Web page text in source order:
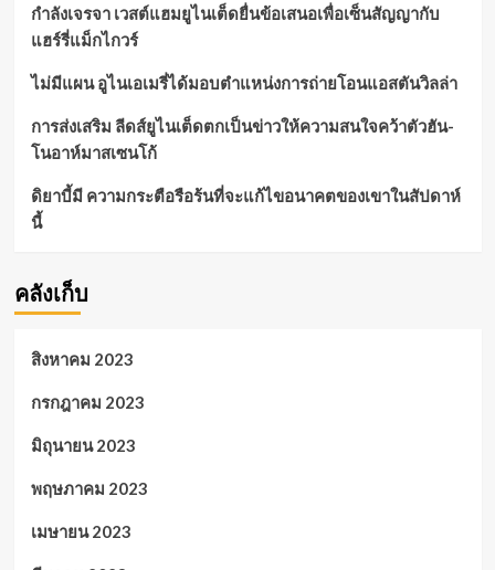
กำลังเจรจา เวสต์แฮมยูไนเต็ดยื่นข้อเสนอเพื่อเซ็นสัญญากับ
แฮร์รี่แม็กไกวร์
ไม่มีแผน อูไนเอเมรี่ได้มอบตำแหน่งการถ่ายโอนแอสตันวิลล่า
การส่งเสริม ลีดส์ยูไนเต็ดตกเป็นข่าวให้ความสนใจคว้าตัวฮัน-
โนอาห์มาสเซนโก้
ดิยาบี้มี ความกระตือรือร้นที่จะแก้ไขอนาคตของเขาในสัปดาห์
นี้
คลังเก็บ
สิงหาคม 2023
กรกฎาคม 2023
มิถุนายน 2023
พฤษภาคม 2023
เมษายน 2023